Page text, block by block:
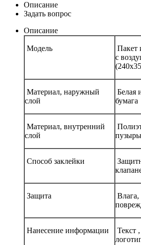
Описание
Задать вопрос
Описание
Модель
Пакет
с
Материал, наружный
слой
Белая
бумага
Материал, внутренний
слой
Способ заклейки
Защита
Влага,
Нанесение информации
Текст